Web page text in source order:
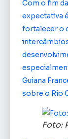
Com o fim
expectativa
fortalecer o
Guiana
sobre o Rio
Foto: